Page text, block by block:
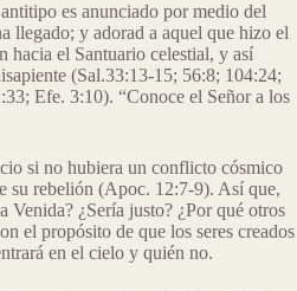
es anunciado por medio del
llegado; y adorad a aquel que hizo el
hacia el Santuario celestial, y así
(Sal.33:13-15; 56:8; 104:24;
Efe. 3:10). “Conoce el Señor a los
si no hubiera un conflicto cósmico
su rebelión (Apoc. 12:7-9). Así que,
Venida? ¿Sería justo? ¿Por qué otros
el propósito de que los seres creados
en el cielo y quién no.